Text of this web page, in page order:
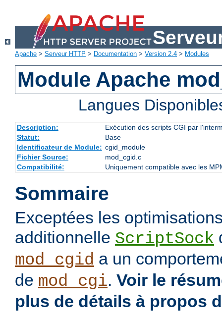
Apache > Serveur HTTP > Documentation > Version 2.4 > Modules
Module Apache
Langues
Description:
Exécution des scripts CGI par
Statut:
Base
Identificateur de Module: cgid_module
Fichier Source:
mod_cgid.c
Compatibilité:
Uniquement compatible avec les
Sommaire
Exceptées les
additionnelle ScriptSock
mod_cgid a un
de mod_cgi. Voir le
plus de détails à propos